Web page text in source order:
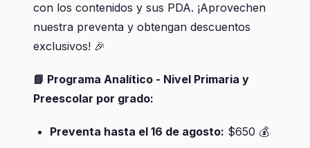
con los contenidos y sus PDA. ¡Aprovechen
nuestra preventa y obtengan descuentos
exclusivos! 🎉
📘 Programa Analítico - Nivel Primaria y
Preescolar por grado:
Preventa hasta el 16 de agosto: $650 💰